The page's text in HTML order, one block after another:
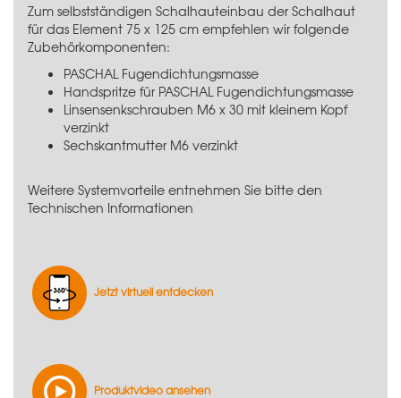
Zum selbstständigen Schalhauteinbau der Schalhaut
für das Element 75 x 125 cm empfehlen wir folgende
Zubehörkomponenten:
PASCHAL Fugendichtungsmasse
Handspritze für PASCHAL Fugendichtungsmasse
Linsensenkschrauben M6 x 30 mit kleinem Kopf
verzinkt
Sechskantmutter M6 verzinkt
Weitere Systemvorteile entnehmen Sie bitte den
Technischen Informationen
Jetzt virtuell entdecken
Produktvideo ansehen